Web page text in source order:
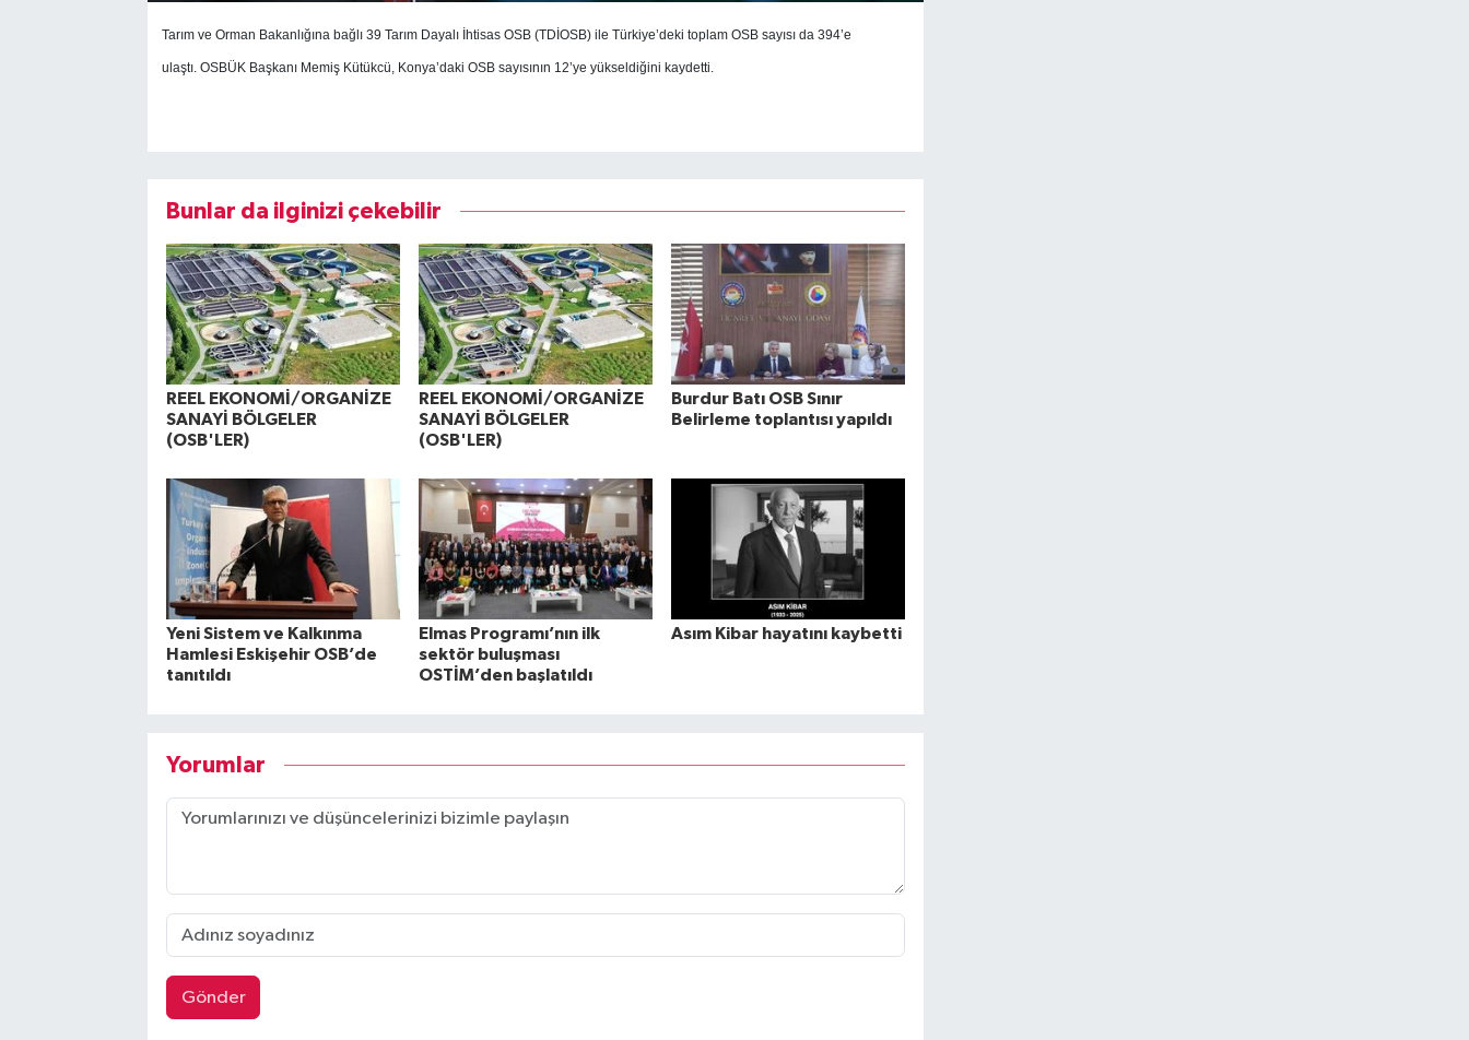
Tarım ve Orman Bakanlığına bağlı 39 Tarım Dayalı İhtisas OSB (TDİOSB) ile Türkiye’deki toplam OSB sayısı da 394’e
ulaştı. OSBÜK Başkanı Memiş Kütükcü, Konya’daki OSB sayısının 12’ye yükseldiğini kaydetti.
Bunlar da ilginizi çekebilir
REEL EKONOMİ/ORGANİZE
SANAYİ BÖLGELER
(OSB'LER)
REEL EKONOMİ/ORGANİZE
SANAYİ BÖLGELER
(OSB'LER)
Burdur Batı OSB Sınır
Belirleme toplantısı yapıldı
Yeni Sistem ve Kalkınma
Hamlesi Eskişehir OSB’de
tanıtıldı
Elmas Programı’nın ilk
sektör buluşması
OSTİM’den başlatıldı
Asım Kibar hayatını kaybetti
Yorumlar
Gönder